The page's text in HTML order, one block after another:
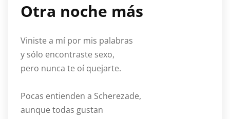
Otra noche más
Viniste a mí por mis palabras
y sólo encontraste sexo,
pero nunca te oí quejarte.
Pocas entienden a Scherezade,
aunque todas gustan